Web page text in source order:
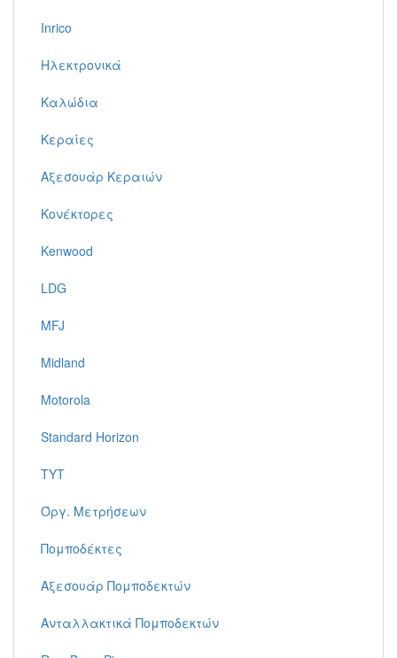
Inrico
Ηλεκτρονικά
Καλώδια
Κεραίες
Αξεσουάρ Κεραιών
Κονέκτορες
Kenwood
LDG
MFJ
Midland
Motorola
Standard Horizon
TYT
Όργ. Μετρήσεων
Πομποδέκτες
Αξεσουάρ Πομποδεκτών
Ανταλλακτικά Πομποδεκτών